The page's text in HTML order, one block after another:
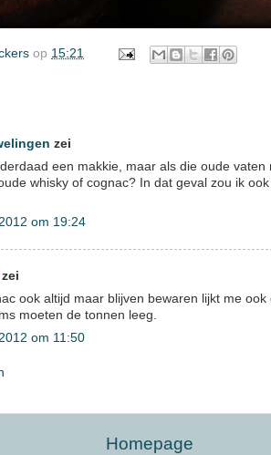
op 15:21
zei
een makkie, maar als die oude vaten
whisky of cognac? In dat geval zou ik
om 19:24
zei
ook altijd maar blijven bewaren lijkt me ook
moeten de tonnen leeg.
om 11:50
Homepage